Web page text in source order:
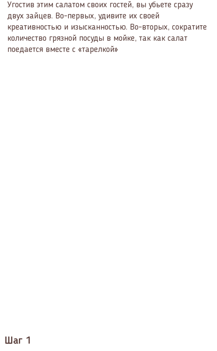
Угостив этим салатом своих гостей, вы убьете сразу
двух зайцев. Во-первых, удивите их своей
креативностью и изысканностью. Во-вторых, сократите
количество грязной посуды в мойке, так как салат
поедается вместе с «тарелкой»
Шаг 1